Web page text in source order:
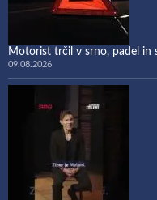
Motorist trčil v srno, padel in
09.08.2026